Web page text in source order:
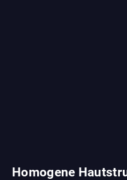
Homogene